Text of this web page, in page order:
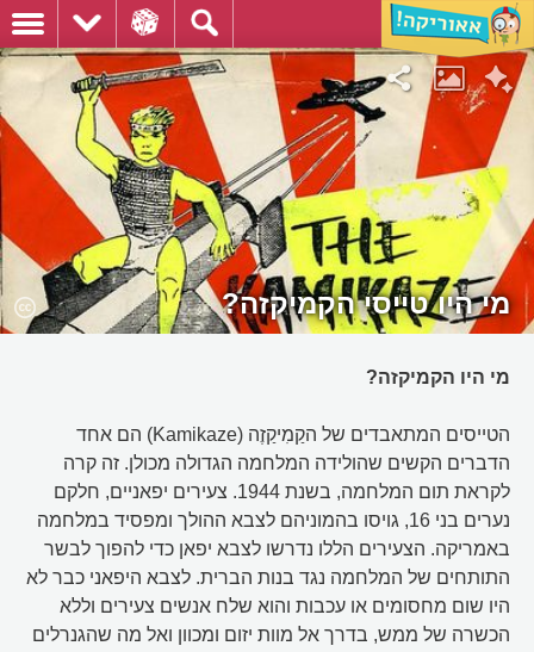
מי היו טייסי הקמיקזה?
מי היו הקמיקזה?
הטייסים המתאבדים של הקַמִיקַזֶה (Kamikaze) הם אחד
הדברים הקשים שהולידה המלחמה הגדולה מכולן. זה קרה
לקראת תום המלחמה, בשנת 1944. צעירים יפאניים, חלקם
נערים בני 16, גויסו בהמוניהם לצבא ההולך ומפסיד במלחמה
באמריקה. הצעירים הללו נדרשו לצבא יפאן כדי להפוך לבשר
התותחים של המלחמה נגד בנות הברית. לצבא היפאני כבר לא
היו שום מחסומים או עכבות והוא שלח אנשים צעירים וללא
הכשרה של ממש, בדרך אל מוות יזום ומכוון ואל מה שהגנרלים